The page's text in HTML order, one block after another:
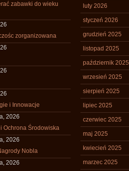
zabawki do wieku
zorganizowana
i Innowacje
2026
Ochrona Środowiska
2026
Nobla
2026
luty 2026
styczeń 2026
grudzień 2025
listopad 2025
październik 2025
wrzesień 2025
sierpień 2025
lipiec 2025
czerwiec 2025
maj 2025
kwiecień 2025
marzec 2025